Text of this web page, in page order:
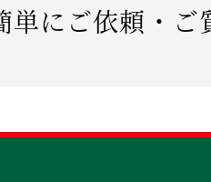
にご依頼・ご